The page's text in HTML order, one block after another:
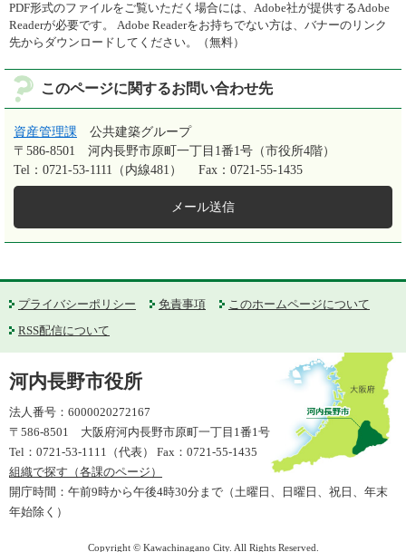
PDF形式のファイルをご覧いただく場合には、Adobe社が提供するAdobe
Readerが必要です。
Adobe Readerをお持ちでない方は、バナーのリンク
先からダウンロードしてください。（無料）
このページに関するお問い合わせ先
資産管理課
公共建築グループ
〒586-8501
河内長野市原町一丁目1番1号（市役所4階）
Tel：0721-53-1111（内線481）
Fax：0721-55-1435
メール送信
プライバシーポリシー 免責事項
このホームページについて
RSS配信について
河内長野市役所
法人番号：6000020272167
〒586-8501 大阪府河内長野市原町一丁目1番1号
Tel：0721-53-1111（代表） Fax：0721-55-1435
組織で探す（各課のページ）
開庁時間：午前9時から午後4時30分まで（土曜日、日曜日、祝日、年末
年始除く）
Copyright © Kawachinagano City. All Rights Reserved.